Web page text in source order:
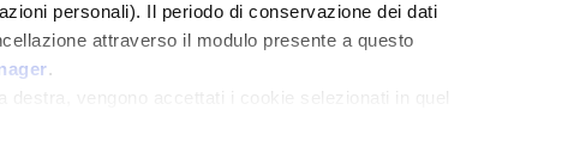
personali). Il periodo di conservazione dei dati
attraverso il modulo presente a questo
.
destra, vengono accettati i cookie selezionati in quel